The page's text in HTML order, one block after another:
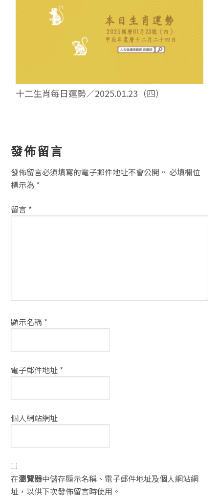
十二生肖每日運勢／2025.01.23（四）
讀
者
互
動
方
發佈留言
發佈留言必須填寫的電子郵件地址不會公開。 必填欄位
標示為 *
留言 *
顯示名稱 *
電子郵件地址 *
個人網站網址
在瀏覽器中儲存顯示名稱、電子郵件地址及個人網站網
址，以供下次發佈留言時使用。